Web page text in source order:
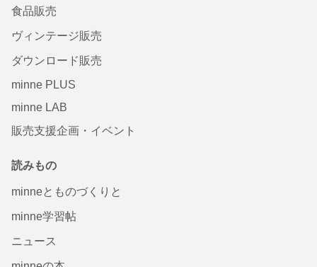
食品販売
ヴィンテージ販売
ダウンロード販売
minne PLUS
minne LAB
販売支援企画・イベント
読みもの
minneとものづくりと
minne学習帖
ニュース